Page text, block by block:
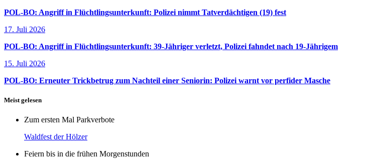
POL-BO: Angriff in Flüchtlingsunterkunft: Polizei nimmt Tatverdächtigen (19) fest
17. Juli 2026
POL-BO: Angriff in Flüchtlingsunterkunft: 39-Jähriger verletzt, Polizei fahndet nach 19-Jährigem
15. Juli 2026
POL-BO: Erneuter Trickbetrug zum Nachteil einer Seniorin: Polizei warnt vor perfider Masche
Meist gelesen
Zum ersten Mal Parkverbote
Waldfest der Hölzer
Feiern bis in die frühen Morgenstunden